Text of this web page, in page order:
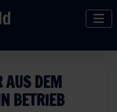
AUS DEM
BETRIEB